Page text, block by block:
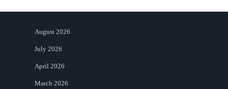
August 2026
July 2026
April 2026
March 2026